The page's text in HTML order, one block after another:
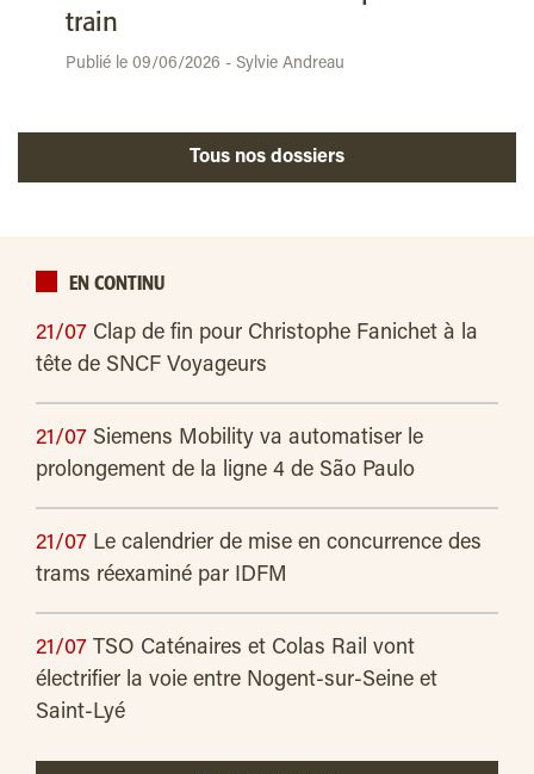
train
Publié le 09/06/2026 - Sylvie Andreau
Tous nos dossiers
EN CONTINU
21/07 Clap de fin pour Christophe Fanichet à la
tête de SNCF Voyageurs
21/07 Siemens Mobility va automatiser le
prolongement de la ligne 4 de São Paulo
21/07 Le calendrier de mise en concurrence des
trams réexaminé par IDFM
21/07 TSO Caténaires et Colas Rail vont
électrifier la voie entre Nogent-sur-Seine et
Saint-Lyé